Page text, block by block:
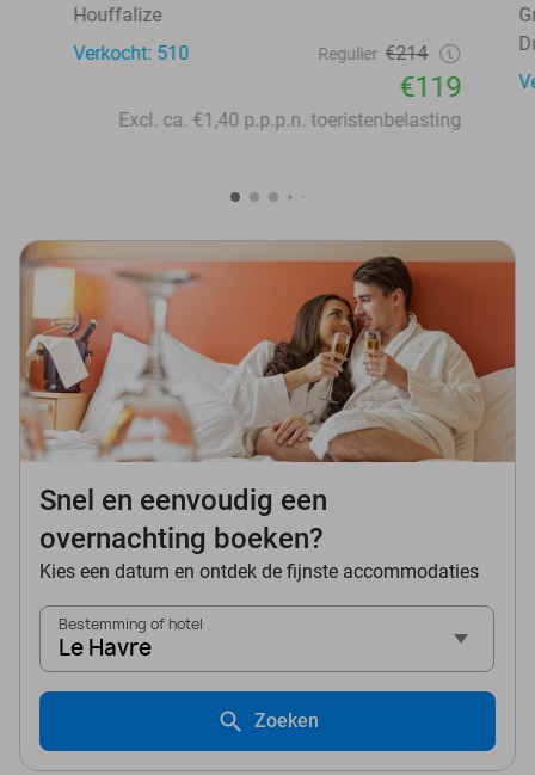
Houffalize
Verkocht: 510
Regulier €214
€119
Excl. ca. €1,40 p.p.p.n. toeristenbelasting
Snel en eenvoudig een
overnachting boeken?
Kies een datum en ontdek de fijnste accommodaties
Bestemming of hotel
Le Havre
Zoeken